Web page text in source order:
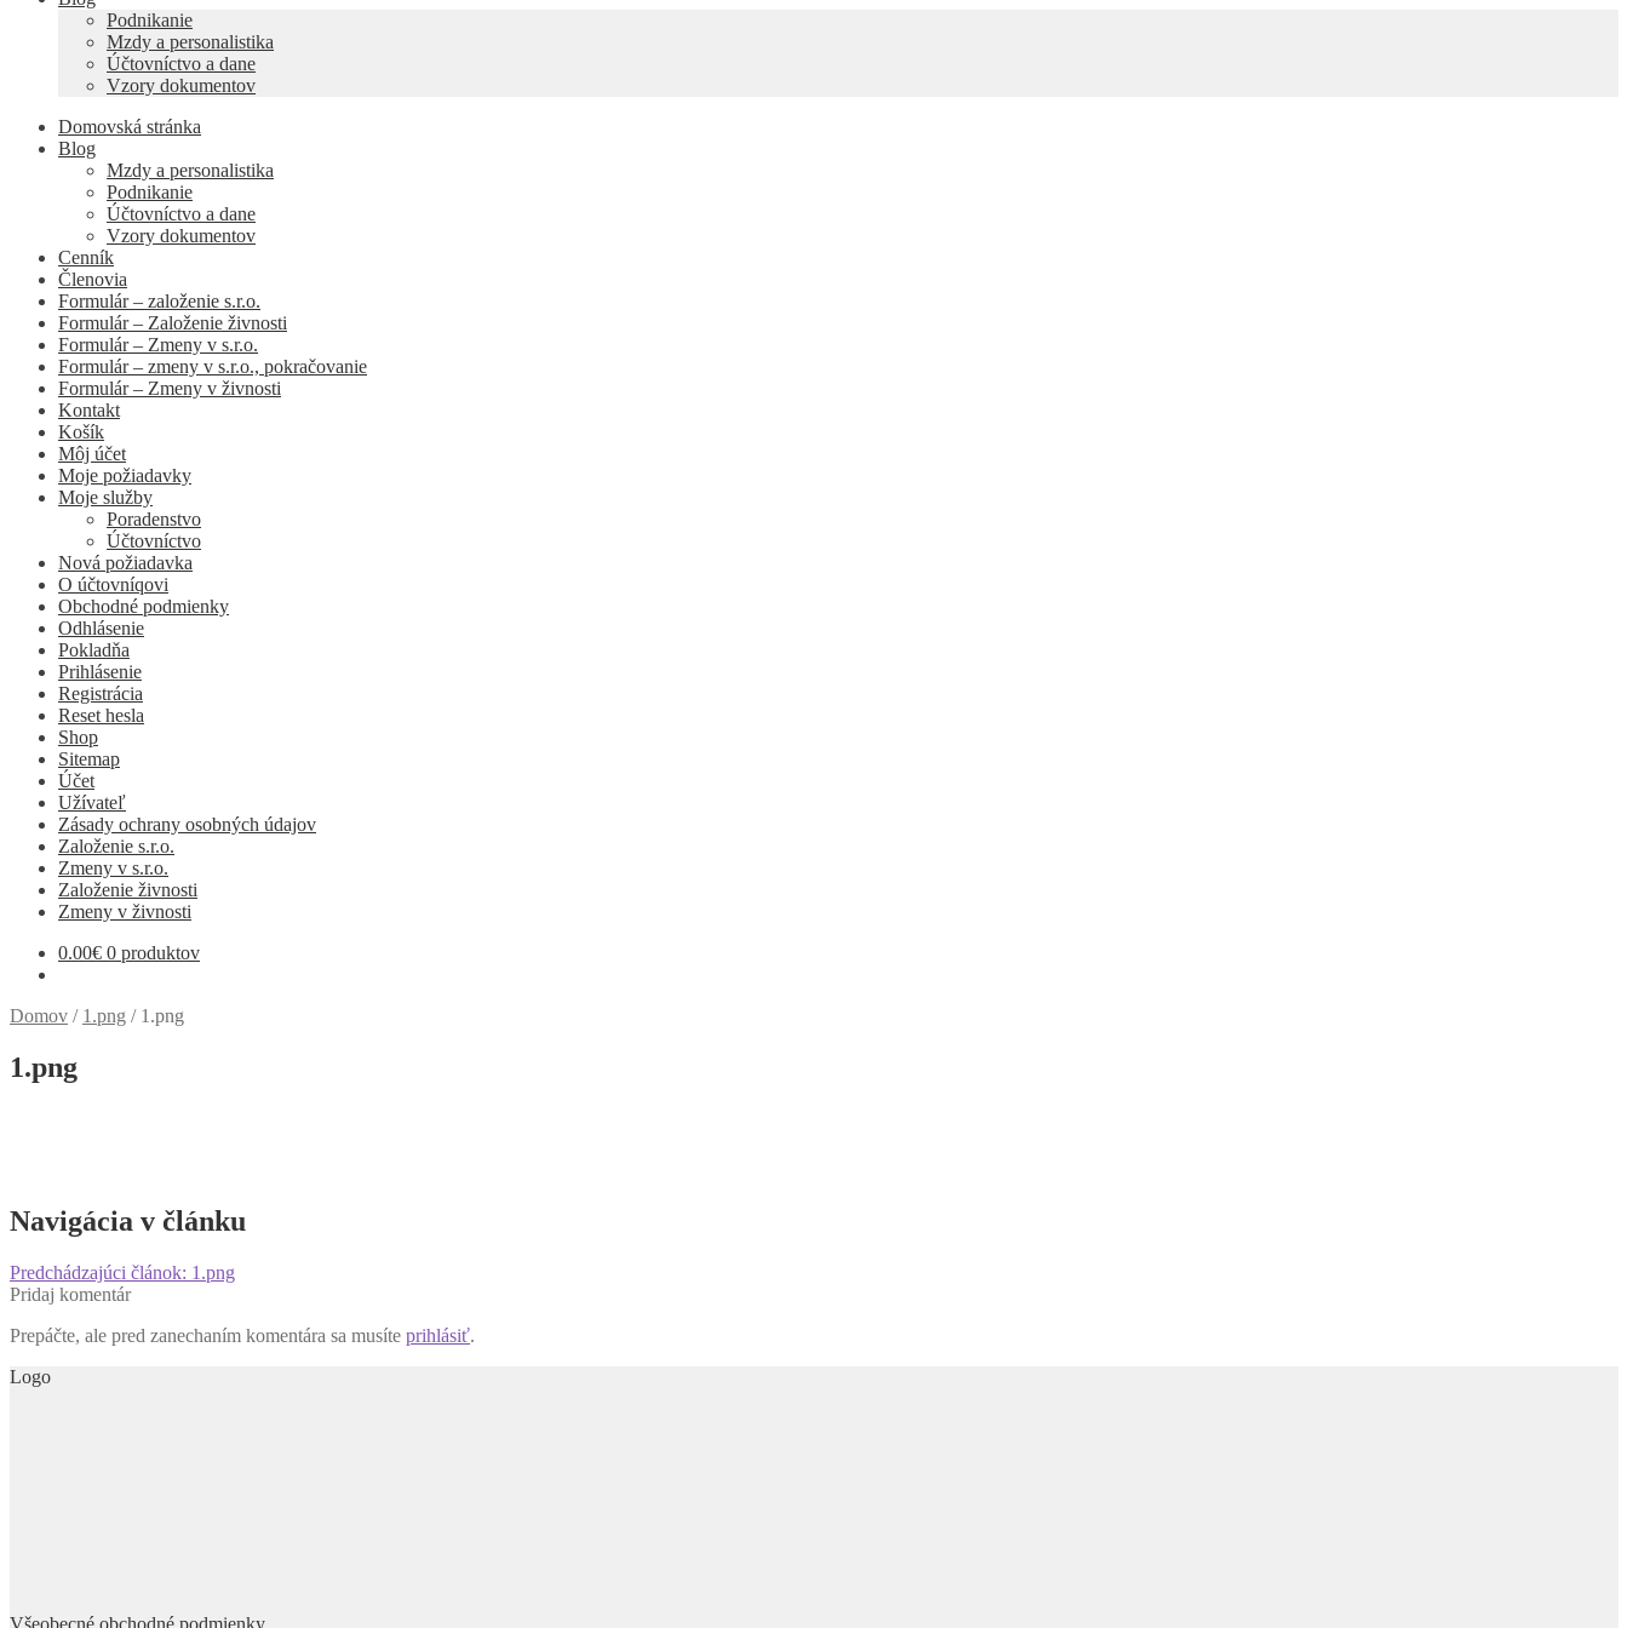
Podnikanie
Mzdy a personalistika
Účtovníctvo a dane
Vzory dokumentov
Domovská stránka
Blog
Mzdy a personalistika
Podnikanie
Účtovníctvo a dane
Vzory dokumentov
Cenník
Členovia
Formulár – založenie s.r.o.
Formulár – Založenie živnosti
Formulár – Zmeny v s.r.o.
Formulár – zmeny v s.r.o., pokračovanie
Formulár – Zmeny v živnosti
Kontakt
Košík
Môj účet
Moje požiadavky
Moje služby
Poradenstvo
Účtovníctvo
Nová požiadavka
O účtovníqovi
Obchodné podmienky
Odhlásenie
Pokladňa
Prihlásenie
Registrácia
Reset hesla
Shop
Sitemap
Účet
Užívateľ
Zásady ochrany osobných údajov
Založenie s.r.o.
Zmeny v s.r.o.
Založenie živnosti
Zmeny v živnosti
0.00€ 0 produktov
Domov / 1.png / 1.png
1.png
Navigácia v článku
Predchádzajúci článok: 1.png
Pridaj komentár
Prepáčte, ale pred zanechaním komentára sa musíte prihlásiť.
Logo
Všeobecné obchodné podmienky